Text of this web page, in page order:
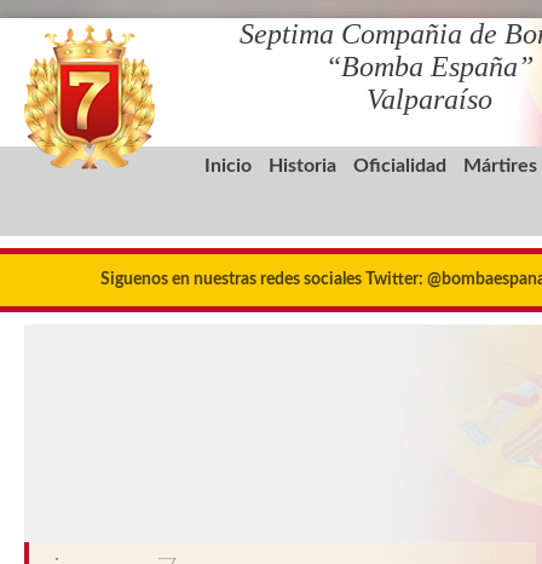
Septima Compañia de
“Bomba España”
Valparaíso
Inicio Historia Oficialidad Mártires
Siguenos en nuestras redes sociales Twitter: